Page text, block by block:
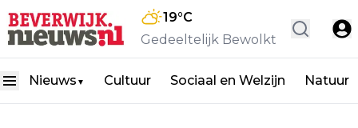
19°C
Gedeeltelijk Bewolkt
Nieuws ▼ Cultuur Sociaal en Welzijn Natuur